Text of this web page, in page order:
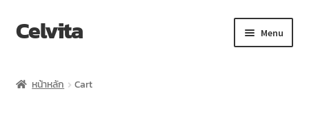
Celvita Menu
หน้าหลัก Cart